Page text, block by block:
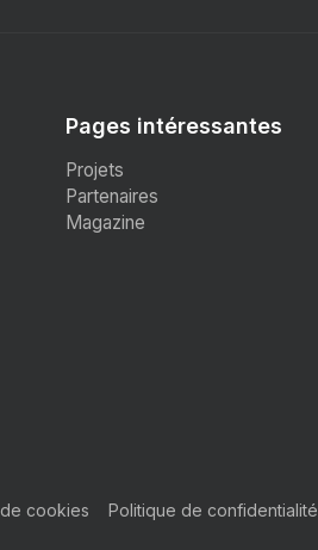
Pages intéressantes
Projets
Partenaires
Magazine
cookies Politique de confidentialité